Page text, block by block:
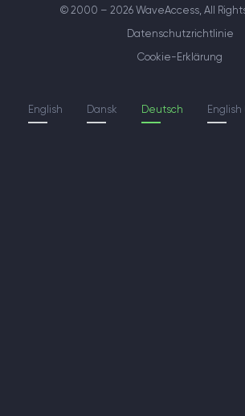
English
Deutsch
Dansk
English
© 2000 – 2026 WaveAccess, All
Datenschutzrichtlinie
Cookie-Erklärung